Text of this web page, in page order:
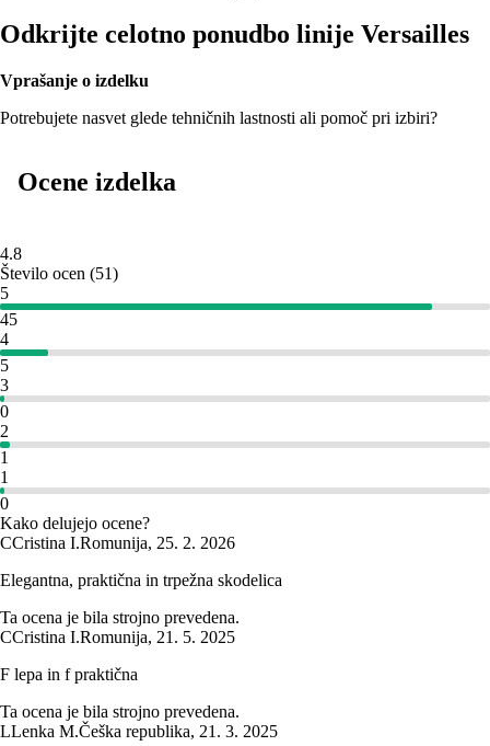
Odkrijte celotno ponudbo linije Versailles
Vprašanje o izdelku
Potrebujete nasvet glede tehničnih lastnosti ali pomoč pri izbiri?
Ocene izdelka
4.8
Število ocen (51)
5
45
4
5
3
0
2
1
1
0
Kako delujejo ocene?
CCristina I.Romunija, 25. 2. 2026
Elegantna, praktična in trpežna skodelica
Ta ocena je bila strojno prevedena.
CCristina I.Romunija, 21. 5. 2025
F lepa in f praktična
Ta ocena je bila strojno prevedena.
LLenka M.Češka republika, 21. 3. 2025